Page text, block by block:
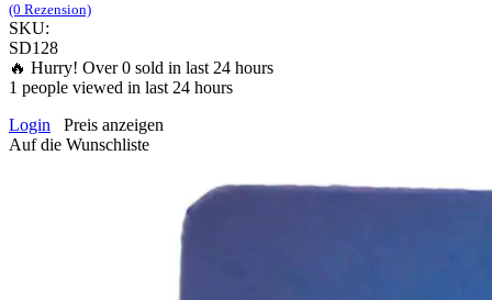
(0 Rezension)
SKU:
SD128
🔥 Hurry! Over0 sold in last 24 hours
1 people viewed in last 24 hours
Login
Preis anzeigen
Auf die Wunschliste